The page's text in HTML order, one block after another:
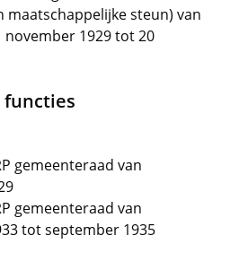
maatschappelijke steun) van
november 1929 tot 20
gemeenteraad van
gemeenteraad van
tot september 1935